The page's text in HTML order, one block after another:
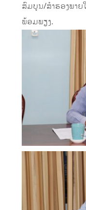
ສົມບູນ/ສໍາຮອງພາ
ພ້ອມພຽງ.